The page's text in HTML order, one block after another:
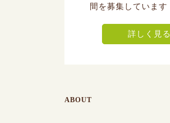
間を募集しています
詳しく見る
ABOUT